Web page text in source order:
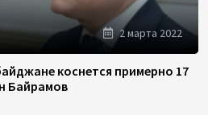
2 марта 2022
коснется примерно 17
Байрамов